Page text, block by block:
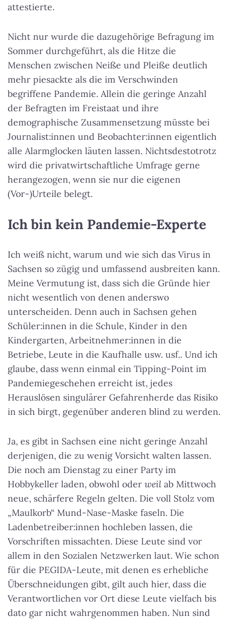
attestierte.
Nicht nur wurde die dazugehörige Befragung im
Sommer durchgeführt, als die Hitze die
Menschen zwischen Neiße und Pleiße deutlich
mehr piesackte als die im Verschwinden
begriffene Pandemie. Allein die geringe Anzahl
der Befragten im Freistaat und ihre
demographische Zusammensetzung müsste bei
Journalist:innen und Beobachter:innen eigentlich
alle Alarmglocken läuten lassen. Nichtsdestotrotz
wird die privatwirtschaftliche Umfrage gerne
herangezogen, wenn sie nur die eigenen
(Vor-)Urteile belegt.
Ich bin kein Pandemie-Experte
Ich weiß nicht, warum und wie sich das Virus in
Sachsen so zügig und umfassend ausbreiten kann.
Meine Vermutung ist, dass sich die Gründe hier
nicht wesentlich von denen anderswo
unterscheiden. Denn auch in Sachsen gehen
Schüler:innen in die Schule, Kinder in den
Kindergarten, Arbeitnehmer:innen in die
Betriebe, Leute in die Kaufhalle usw. usf.. Und ich
glaube, dass wenn einmal ein Tipping-Point im
Pandemiegeschehen erreicht ist, jedes
Herauslösen singulärer Gefahrenherde das Risiko
in sich birgt, gegenüber anderen blind zu werden.
Ja, es gibt in Sachsen eine nicht geringe Anzahl
derjenigen, die zu wenig Vorsicht walten lassen.
Die noch am Dienstag zu einer Party im
Hobbykeller laden, obwohl oder weil ab Mittwoch
neue, schärfere Regeln gelten. Die voll Stolz vom
„Maulkorb“ Mund-Nase-Maske faseln. Die
Ladenbetreiber:innen hochleben lassen, die
Vorschriften missachten. Diese Leute sind vor
allem in den Sozialen Netzwerken laut. Wie schon
für die PEGIDA-Leute, mit denen es erhebliche
Überschneidungen gibt, gilt auch hier, dass die
Verantwortlichen vor Ort diese Leute vielfach bis
dato gar nicht wahrgenommen haben. Nun sind